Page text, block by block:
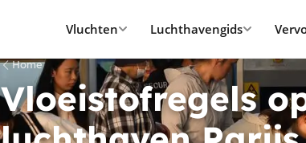
Vluchten Luchthavengids
Home
Vloeistofregels